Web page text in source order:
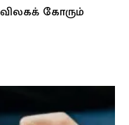
கோரும்